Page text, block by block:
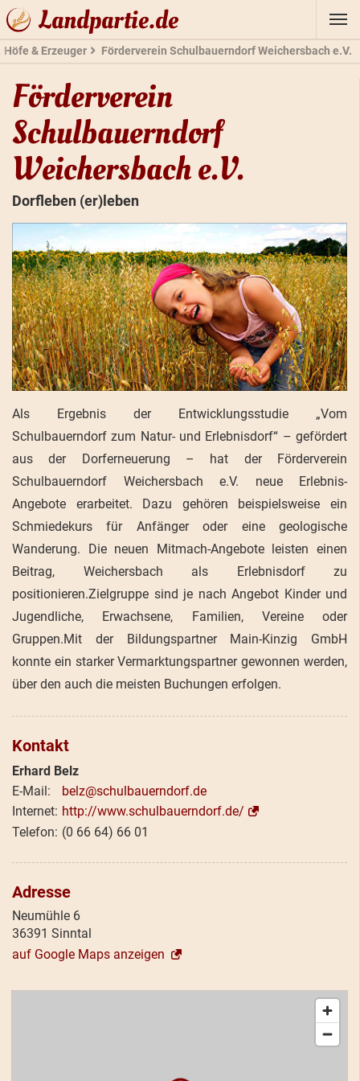
Landpartie.de
Höfe & Erzeuger Förderverein Schulbauerndorf Weichersbach e.V.
Förderverein
Schulbauerndorf
Weichersbach e.V.
Dorfleben (er)leben
Als Ergebnis der Entwicklungsstudie „Vom
Schulbauerndorf zum Natur- und Erlebnisdorf“ – gefördert
aus der Dorferneuerung – hat der Förderverein
Schulbauerndorf Weichersbach e.V. neue Erlebnis-
Angebote erarbeitet. Dazu gehören beispielsweise ein
Schmiedekurs für Anfänger oder eine geologische
Wanderung. Die neuen Mitmach-Angebote leisten einen
Beitrag, Weichersbach als Erlebnisdorf zu
positionieren.Zielgruppe sind je nach Angebot Kinder und
Jugendliche, Erwachsene, Familien, Vereine oder
Gruppen.Mit der Bildungspartner Main-Kinzig GmbH
konnte ein starker Vermarktungspartner gewonnen werden,
über den auch die meisten Buchungen erfolgen.
Kontakt
Erhard Belz
belz@schulbauerndorf.de
http://www.schulbauerndorf.de/
(0 66 64) 66 01
Adresse
Neumühle 6
36391 Sinntal
auf Google Maps anzeigen